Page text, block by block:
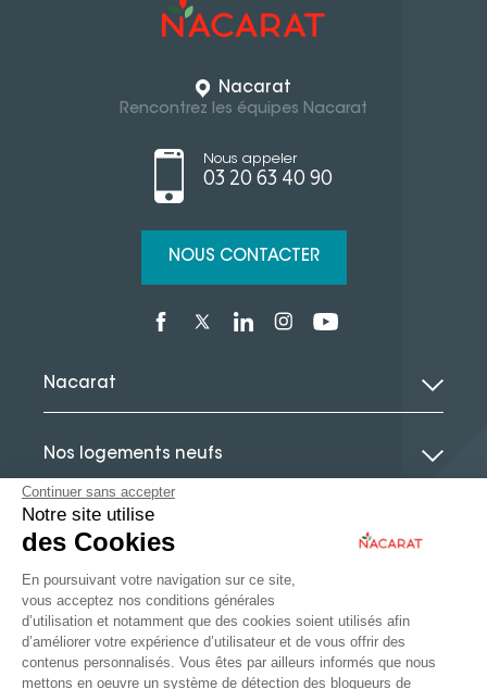
Nacarat
Rencontrez les équipes Nacarat
Nous appeler
03 20 63 40 90
NOUS CONTACTER
Nacarat
Nos logements neufs
Le guide de l’immobilier neuf
Actualités
Continuer sans accepter
Notre site utilise
des Cookies
En poursuivant votre navigation sur ce site,
vous acceptez nos conditions générales
d’utilisation et notamment que des cookies soient utilisés afin
d’améliorer votre expérience d’utilisateur et de vous offrir des
contenus personnalisés. Vous êtes par ailleurs informés que nous
mettons en oeuvre un système de détection des bloqueurs de